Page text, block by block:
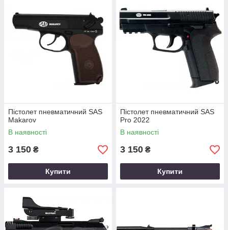
Пістолет пневматичний SAS
Makarov
В наявності
3 150 ₴
Купити
Пістолет пневматичний SAS
Pro 2022
В наявності
3 150 ₴
Купити